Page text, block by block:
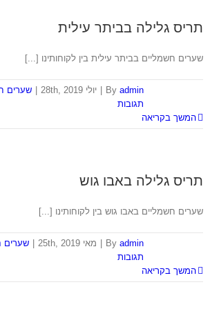
תריס גלילה בביתר עילית
שערים חשמליים בביתר עילית בין לקוחותינו [...]
Byadmin יולי 28th, 2019 שערים
תגובות
המשך בקריאה
תריס גלילה באבו גוש
שערים חשמליים באבו גוש בין לקוחותינו [...]
Byadmin מאי 25th, 2019 שערים
תגובות
המשך בקריאה